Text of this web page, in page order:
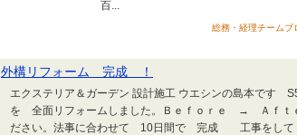
百...
総務・経理チーム
外構リフォーム 完成 ！
エクステリア＆ガーデン 設計施工 ウエシンの島本です
を 全面リフォームしました。Ｂｅｆｏｒｅ → Ａｆｔ
ださい。法事に合わせて 10日間で 完成 工事をしてく